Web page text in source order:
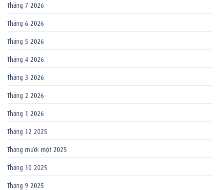
Tháng 7 2026
Tháng 6 2026
Tháng 5 2026
Tháng 4 2026
Tháng 3 2026
Tháng 2 2026
Tháng 1 2026
Tháng 12 2025
Tháng mười một 2025
Tháng 10 2025
Tháng 9 2025